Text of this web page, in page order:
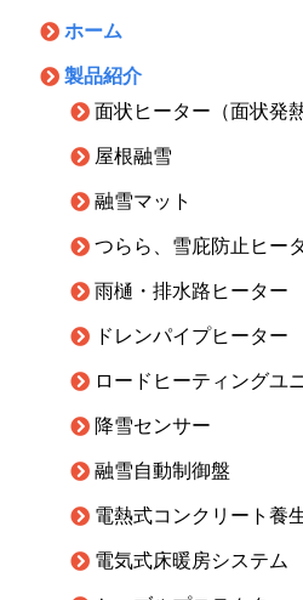
ホーム
製品紹介
面状ヒーター（面状発
屋根融雪
融雪マット
つらら、雪庇防止ヒー
雨樋・排水路ヒーター
ドレンパイプヒーター
ロードヒーティングユ
降雪センサー
融雪自動制御盤
電熱式コンクリート養
電気式床暖房システム